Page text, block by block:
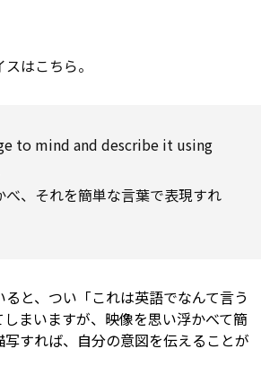
はこちら。
to mind and describe it using
べ、それを簡単な言葉で表現すれ
と、つい「これは英語でなんて言う
まいますが、映像を思い浮かべて簡
すれば、自分の意図を伝えることが